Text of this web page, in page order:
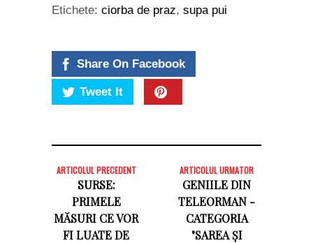
Etichete: ciorba de praz, supa pui
Share On Facebook
Tweet It
ARTICOLUL PRECEDENT
SURSE:
PRIMELE
MĂSURI CE VOR
FI LUATE DE
ARTICOLUL URMATOR
GENIILE DIN
TELEORMAN -
CATEGORIA
"SAREA ȘI